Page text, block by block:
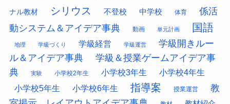
ナル教材 シリウス 不登校 中学校 体育
係活
動システム＆アイデア事典
動画 単元計画 国語
地理 学級づくり 学級経営 学級運営
学級開きルー
ル＆アイデア事典
学級＆授業ゲームアイデア事
典
実験 小学校2年生 小学校3年生
小学校4年生
小学校5年生
小学校6年生 指導案 授業運営
教